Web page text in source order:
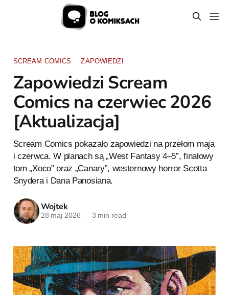
SCREAM COMICS ZAPOWIEDZI
Zapowiedzi Scream
Comics na czerwiec 2026
[Aktualizacja]
Scream Comics pokazało zapowiedzi na przełom maja
i czerwca. W planach są „West Fantasy 4–5”, finałowy
tom „Xoco” oraz „Canary”, westernowy horror Scotta
Snydera i Dana Panosiana.
Wojtek
28 maj 2026 —3 min read